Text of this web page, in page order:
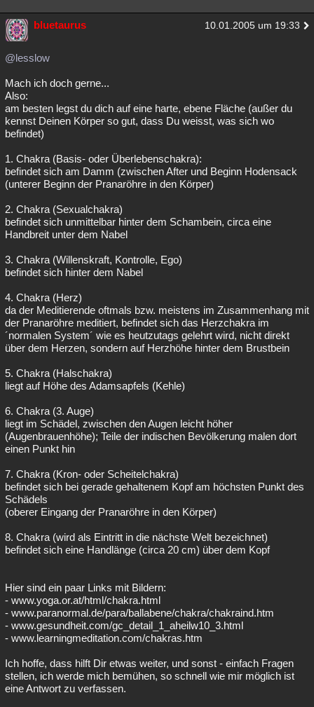
bluetaurus 10.01.2005 um 19:33
@lesslow
Mach ich doch gerne...
Also:
am besten legst du dich auf eine harte, ebene Fläche (außer du
kennst Deinen Körper so gut, dass Du weisst, was sich wo
befindet)
1. Chakra (Basis- oder Überlebenschakra):
befindet sich am Damm (zwischen After und Beginn Hodensack
(unterer Beginn der Pranaröhre in den Körper)
2. Chakra (Sexualchakra)
befindet sich unmittelbar hinter dem Schambein, circa eine
Handbreit unter dem Nabel
3. Chakra (Willenskraft, Kontrolle, Ego)
befindet sich hinter dem Nabel
4. Chakra (Herz)
da der Meditierende oftmals bzw. meistens im Zusammenhang mit
der Pranaröhre meditiert, befindet sich das Herzchakra im
´normalen System´ wie es heutzutags gelehrt wird, nicht direkt
über dem Herzen, sondern auf Herzhöhe hinter dem Brustbein
5. Chakra (Halschakra)
liegt auf Höhe des Adamsapfels (Kehle)
6. Chakra (3. Auge)
liegt im Schädel, zwischen den Augen leicht höher
(Augenbrauenhöhe); Teile der indischen Bevölkerung malen dort
einen Punkt hin
7. Chakra (Kron- oder Scheitelchakra)
befindet sich bei gerade gehaltenem Kopf am höchsten Punkt des
Schädels
(oberer Eingang der Pranaröhre in den Körper)
8. Chakra (wird als Eintritt in die nächste Welt bezeichnet)
befindet sich eine Handlänge (circa 20 cm) über dem Kopf
Hier sind ein paar Links mit Bildern:
- www.yoga.or.at/html/chakra.html
- www.paranormal.de/para/ballabene/chakra/chakraind.htm
- www.gesundheit.com/gc_detail_1_aheilw10_3.html
- www.learningmeditation.com/chakras.htm
Ich hoffe, dass hilft Dir etwas weiter, und sonst - einfach Fragen
stellen, ich werde mich bemühen, so schnell wie mir möglich ist
eine Antwort zu verfassen.